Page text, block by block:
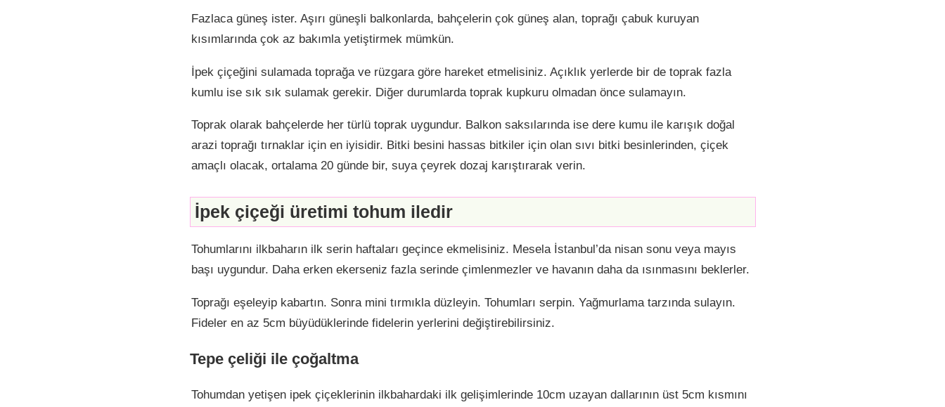
Fazlaca güneş ister. Aşırı güneşli balkonlarda, bahçelerin çok güneş alan, toprağı çabuk kuruyan
kısımlarında çok az bakımla yetiştirmek mümkün.
İpek çiçeğini sulamada toprağa ve rüzgara göre hareket etmelisiniz. Açıklık yerlerde bir de toprak fazla
kumlu ise sık sık sulamak gerekir. Diğer durumlarda toprak kupkuru olmadan önce sulamayın.
Toprak olarak bahçelerde her türlü toprak uygundur. Balkon saksılarında ise dere kumu ile karışık doğal
arazi toprağı tırnaklar için en iyisidir. Bitki besini hassas bitkiler için olan sıvı bitki besinlerinden, çiçek
amaçlı olacak, ortalama 20 günde bir, suya çeyrek dozaj karıştırarak verin.
İpek çiçeği üretimi tohum iledir
Tohumlarını ilkbaharın ilk serin haftaları geçince ekmelisiniz. Mesela İstanbul’da nisan sonu veya mayıs
başı uygundur. Daha erken ekerseniz fazla serinde çimlenmezler ve havanın daha da ısınmasını beklerler.
Toprağı eşeleyip kabartın. Sonra mini tırmıkla düzleyin. Tohumları serpin. Yağmurlama tarzında sulayın.
Fideler en az 5cm büyüdüklerinde fidelerin yerlerini değiştirebilirsiniz.
Tepe çeliği ile çoğaltma
Tohumdan yetişen ipek çiçeklerinin ilkbahardaki ilk gelişimlerinde 10cm uzayan dallarının üst 5cm kısmını